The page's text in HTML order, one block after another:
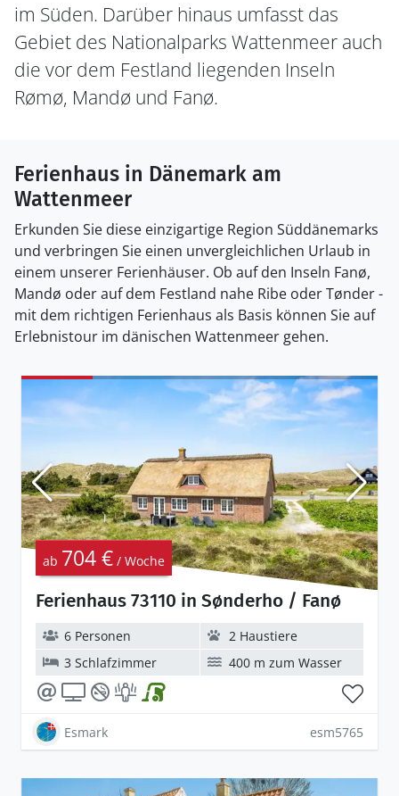
im Süden. Darüber hinaus umfasst das
Gebiet des Nationalparks Wattenmeer auch
die vor dem Festland liegenden Inseln
Rømø, Mandø und Fanø.
Ferienhaus in Dänemark am
Wattenmeer
Erkunden Sie diese einzigartige Region Süddänemarks
und verbringen Sie einen unvergleichlichen Urlaub in
einem unserer Ferienhäuser. Ob auf den Inseln Fanø,
Mandø oder auf dem Festland nahe Ribe oder Tønder -
mit dem richtigen Ferienhaus als Basis können Sie auf
Erlebnistour im dänischen Wattenmeer gehen.
Ferienhaus 73110 in Sønderho / Fanø
ab 704 € / Woche
6 Personen
2 Haustiere
3 Schlafzimmer
400 m zum Wasser
Esmark esm5765